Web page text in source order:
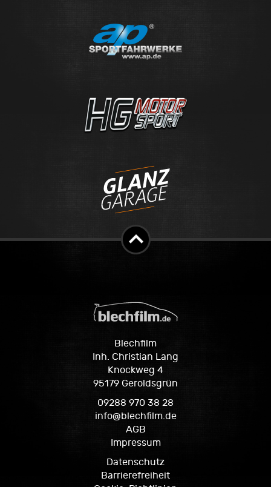
Blechfilm
Inh. Christian Lang
Knockweg 4
95179 Geroldsgrün
09288 970 38 28
info@blechfilm.de
AGB
Impressum
Datenschutz
Barrierefreiheit